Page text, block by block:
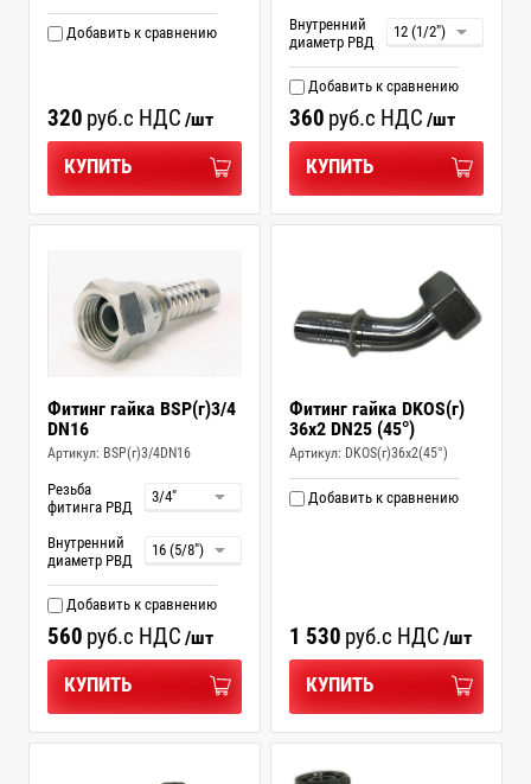
Добавить к сравнению
320 руб.с НДС /шт
КУПИТЬ
Добавить к сравнению
Внутренний
диаметр РВД
360 руб.с НДС /шт
КУПИТЬ
Фитинг гайка BSP(г)3/4
DN16
Артикул: BSP(г)3/4DN16
Добавить к сравнению
Резьба
фитинга РВД
Внутренний
диаметр РВД
560 руб.с НДС /шт
КУПИТЬ
Фитинг гайка DKOS(г)
36x2 DN25 (45°)
Артикул: DKOS(г)36x2(45°)
Добавить к сравнению
1 530 руб.с НДС /шт
КУПИТЬ